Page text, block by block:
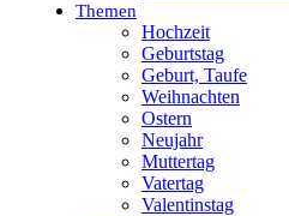
Themen
Hochzeit
Geburtstag
Geburt, Taufe
Weihnachten
Ostern
Neujahr
Muttertag
Vatertag
Valentinstag